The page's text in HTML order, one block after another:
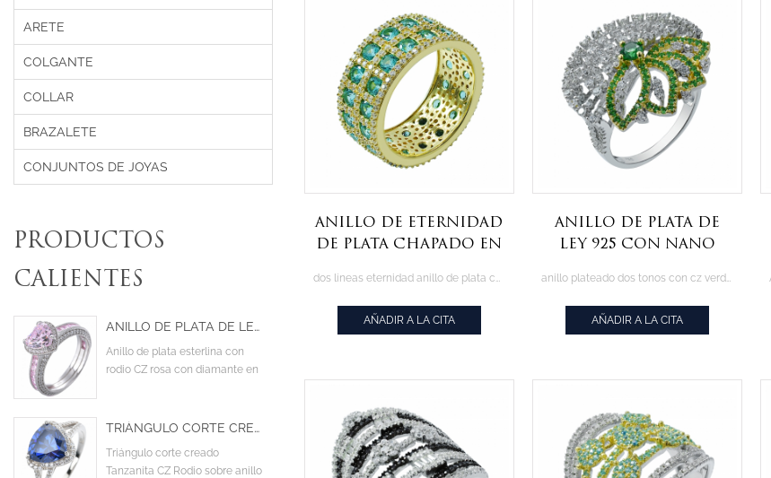
anillo de eternidad
de plata chapado en
paraiba
AÑADIR A LA CITA
Anillo de plata de
ley 925 con nano
anillo plateado dos tonos con cz verde y blanco sintético
AÑADIR A LA CITA
ARETE
COLGANTE
COLLAR
BRAZALETE
CONJUNTOS DE JOYAS
PRODUCTOS
CALIENTES
ANILLO DE PLATA DE LEY CON RODIO Y CIRCONITA CÚBICA DE COLOR ROSA CON DIAMANTE EN FORMA DE CORAZÓN
Anillo de plata esterlina con
rodio CZ rosa con diamante en
TRIÁNGULO CORTE CREADO TANZANITA CZ RODIO SOBRE ANILLO DE COMPROMISO DE DISEÑO DE ESTERLINA
Triángulo corte creado
Tanzanita CZ Rodio sobre anillo